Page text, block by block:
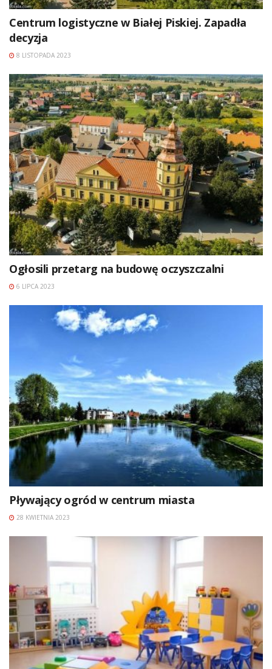
Centrum logistyczne w Białej Piskiej. Zapadła
decyzja
8 LISTOPADA 2023
Ogłosili przetarg na budowę oczyszczalni
6 LIPCA 2023
Pływający ogród w centrum miasta
28 KWIETNIA 2023